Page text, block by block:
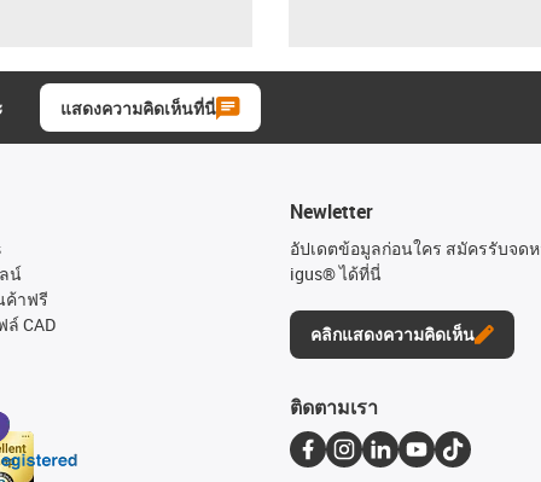
แสดงความคิดเห็นที่นี่
น์
ค้าฟรี
CAD
Newletter
อัปเดตข้อมูลก่อนใคร สมัครรับจด
igus® ได้ที่นี่
คลิกแสดงความคิดเห็น
ติดตามเรา